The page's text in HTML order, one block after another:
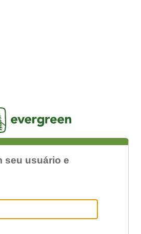
seu usuário e